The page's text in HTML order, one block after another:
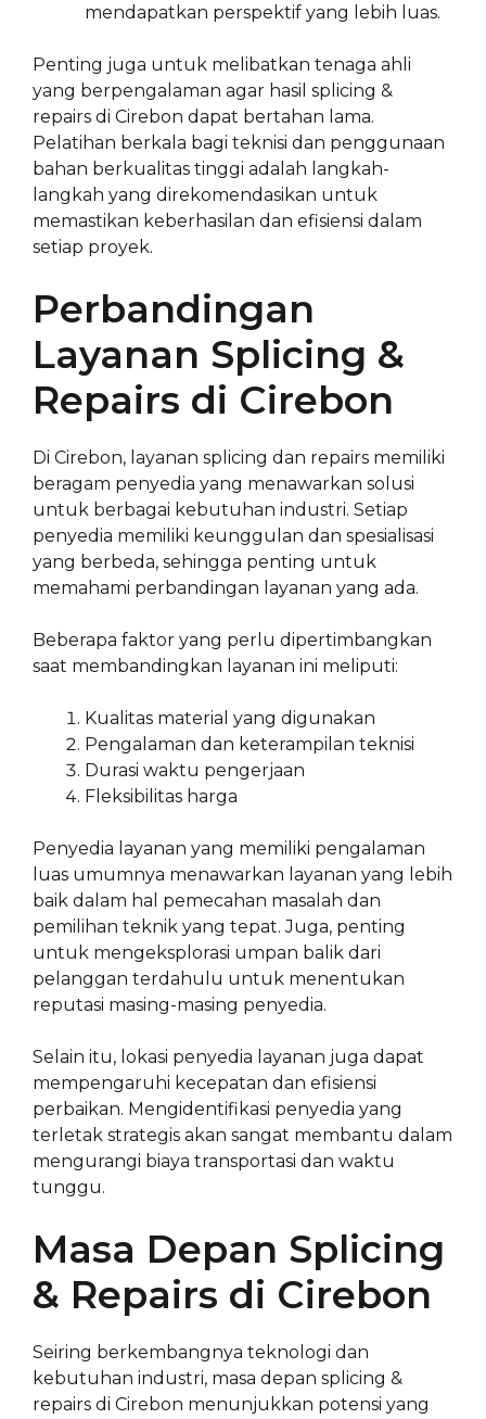
mendapatkan perspektif yang lebih luas.
Penting juga untuk melibatkan tenaga ahli
yang berpengalaman agar hasil splicing &
repairs di Cirebon dapat bertahan lama.
Pelatihan berkala bagi teknisi dan penggunaan
bahan berkualitas tinggi adalah langkah-
langkah yang direkomendasikan untuk
memastikan keberhasilan dan efisiensi dalam
setiap proyek.
Perbandingan
Layanan Splicing &
Repairs di Cirebon
Di Cirebon, layanan splicing dan repairs memiliki
beragam penyedia yang menawarkan solusi
untuk berbagai kebutuhan industri. Setiap
penyedia memiliki keunggulan dan spesialisasi
yang berbeda, sehingga penting untuk
memahami perbandingan layanan yang ada.
Beberapa faktor yang perlu dipertimbangkan
saat membandingkan layanan ini meliputi:
Kualitas material yang digunakan
Pengalaman dan keterampilan teknisi
Durasi waktu pengerjaan
Fleksibilitas harga
Penyedia layanan yang memiliki pengalaman
luas umumnya menawarkan layanan yang lebih
baik dalam hal pemecahan masalah dan
pemilihan teknik yang tepat. Juga, penting
untuk mengeksplorasi umpan balik dari
pelanggan terdahulu untuk menentukan
reputasi masing-masing penyedia.
Selain itu, lokasi penyedia layanan juga dapat
mempengaruhi kecepatan dan efisiensi
perbaikan. Mengidentifikasi penyedia yang
terletak strategis akan sangat membantu dalam
mengurangi biaya transportasi dan waktu
tunggu.
Masa Depan Splicing
& Repairs di Cirebon
Seiring berkembangnya teknologi dan
kebutuhan industri, masa depan splicing &
repairs di Cirebon menunjukkan potensi yang